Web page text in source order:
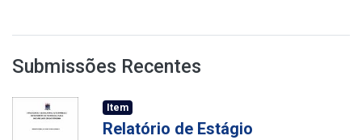
Submissões Recentes
Item
Relatório de Estágio